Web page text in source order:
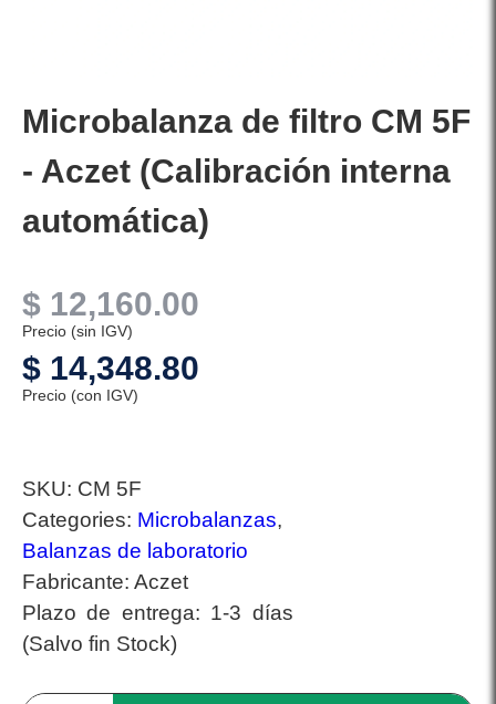
Microbalanza de filtro CM 5F
- Aczet (Calibración interna
automática)
$ 12,160.00
Precio (sin IGV)
$ 14,348.80
Precio (con IGV)
SKU: CM 5F
Categories: Microbalanzas,
Balanzas de laboratorio
Fabricante: Aczet
Plazo de entrega: 1-3 días
(Salvo fin Stock)